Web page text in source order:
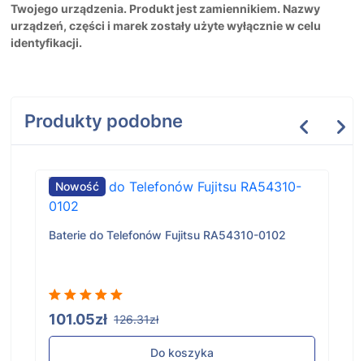
Twojego urządzenia. Produkt jest zamiennikiem. Nazwy
urządzeń, części i marek zostały użyte wyłącznie w celu
identyfikacji.
Produkty podobne
Nowość
Baterie do Telefonów Fujitsu RA54310-0102
101.05zł 126.31zł
Do koszyka